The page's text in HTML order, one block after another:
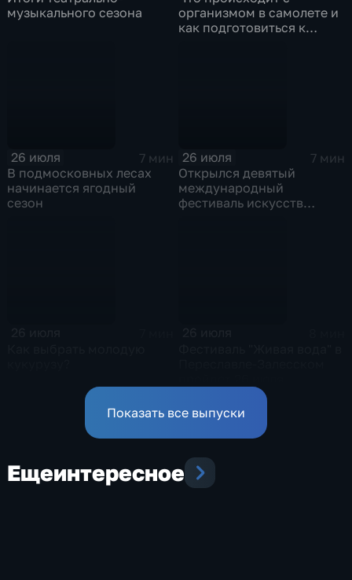
музыкального сезона
организмом в самолете и
как подготовиться к
26 июля
7 мин
В подмосковных лесах
начинается ягодный
сезон
26 июля
7 мин
Открылся девятый
международный
фестиваль искусств
Показать все выпуски
Ещеинтересное